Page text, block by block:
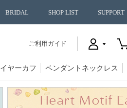
BRIDAL SHOP LIST SUPPORT
ご利用ガイド
イヤーカフ ペンダントネックレス